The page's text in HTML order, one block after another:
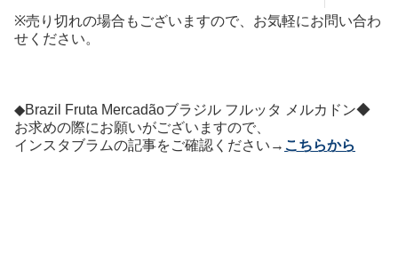
※売り切れの場合もございますので、お気軽にお問い合わ
せください。
◆Brazil Fruta Mercadãoブラジル フルッタ メルカドン◆
お求めの際にお願いがございますので、
インスタブラムの記事をご確認ください→ こちらから